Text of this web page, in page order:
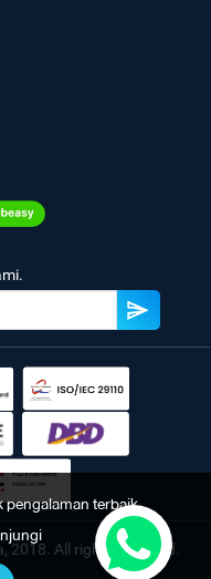
2018. All rights reserved.
terbaik